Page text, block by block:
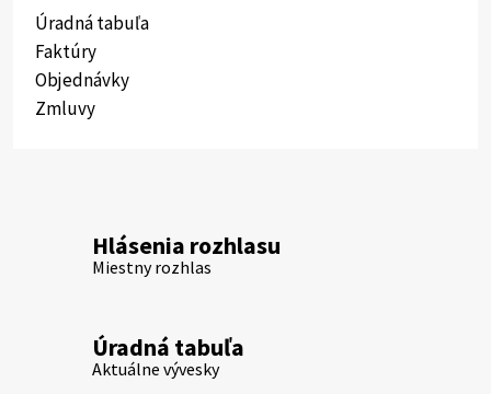
Úradná tabuľa
Faktúry
Objednávky
Zmluvy
Hlásenia rozhlasu
Miestny rozhlas
Úradná tabuľa
Aktuálne vývesky